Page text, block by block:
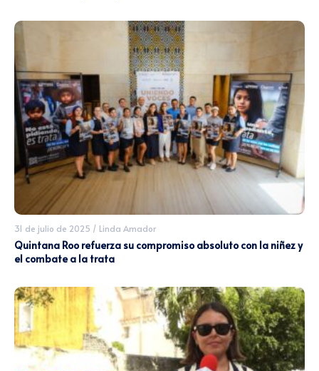
31 de julio de 2025 / Linda Amador
Quintana Roo refuerza su compromiso absoluto con la niñez y
el combate a la trata